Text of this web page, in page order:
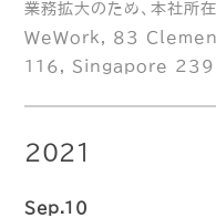
業務拡大のため、本社所
WeWork, 83
116, Singapore
2021
Sep.10